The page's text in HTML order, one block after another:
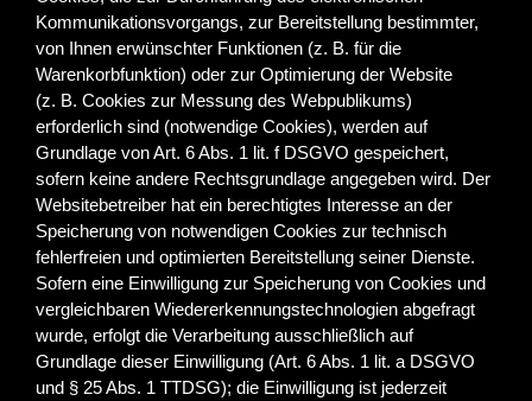
Kommunikationsvorgangs, zur Bereitstellung bestimmter,
von Ihnen erwünschter Funktionen (z. B. für die
Warenkorbfunktion) oder zur Optimierung der Website
(z. B. Cookies zur Messung des Webpublikums)
erforderlich sind (notwendige Cookies), werden auf
Grundlage von Art. 6 Abs. 1 lit. f DSGVO gespeichert,
sofern keine andere Rechtsgrundlage angegeben wird. Der
Websitebetreiber hat ein berechtigtes Interesse an der
Speicherung von notwendigen Cookies zur technisch
fehlerfreien und optimierten Bereitstellung seiner Dienste.
Sofern eine Einwilligung zur Speicherung von Cookies und
vergleichbaren Wiedererkennungstechnologien abgefragt
wurde, erfolgt die Verarbeitung ausschließlich auf
Grundlage dieser Einwilligung (Art. 6 Abs. 1 lit. a DSGVO
und § 25 Abs. 1 TTDSG); die Einwilligung ist jederzeit